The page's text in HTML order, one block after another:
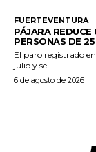
FUERTEVENTURA
PÁJARA REDUCE
PERSONAS DE
El paro registrado
julio y se...
6 de agosto de 2026